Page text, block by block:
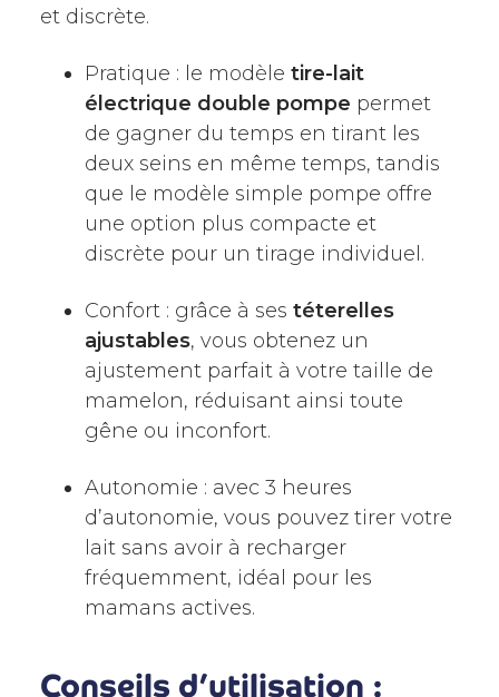
et discrète.
Pratique : le modèle tire-lait
électrique double pompe permet
de gagner du temps en tirant les
deux seins en même temps, tandis
que le modèle simple pompe offre
une option plus compacte et
discrète pour un tirage individuel.
Confort : grâce à ses téterelles
ajustables, vous obtenez un
ajustement parfait à votre taille de
mamelon, réduisant ainsi toute
gêne ou inconfort.
Autonomie : avec 3 heures
d’autonomie, vous pouvez tirer votre
lait sans avoir à recharger
fréquemment, idéal pour les
mamans actives.
Conseils d’utilisation :